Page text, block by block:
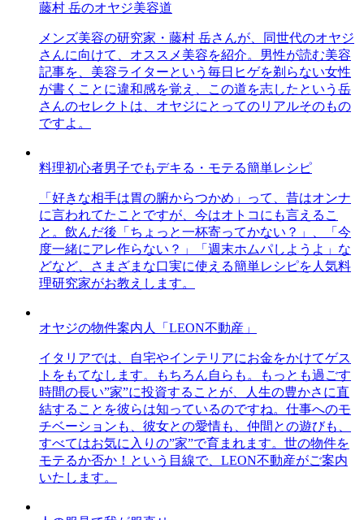
藤村 岳のオヤジ美容道
メンズ美容の研究家・藤村 岳さんが、同世代のオヤジ
さんに向けて、オススメ美容を紹介。男性が読む美容
記事を、美容ライターという毎日ヒゲを剃らない女性
が書くことに違和感を覚え、この道を志したという岳
さんのセレクトは、オヤジにとってのリアルそのもの
ですよ。
料理初心者男子でもデキる・モテる簡単レシピ
「好きな相手は胃の腑からつかめ」って、昔はオンナ
に言われてたことですが、今はオトコにも言えるこ
と。飲んだ後「ちょっと一杯寄ってかない？」、「今
度一緒にアレ作らない？」「週末ホムパしようよ」な
どなど、さまざまな口実に使える簡単レシピを人気料
理研究家がお教えします。
オヤジの物件案内人「LEON不動産」
イタリアでは、自宅やインテリアにお金をかけてゲス
トをもてなします。もちろん自らも。もっとも過ごす
時間の長い”家”に投資することが、人生の豊かさに直
結することを彼らは知っているのですね。仕事へのモ
チベーションも、彼女との愛情も、仲間との遊びも、
すべてはお気に入りの”家”で育まれます。世の物件を
モテるか否か！という目線で、LEON不動産がご案内
いたします。